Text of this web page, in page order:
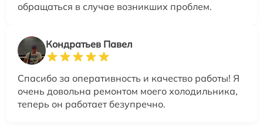
обращаться в случае возникших проблем.
Кондратьев Павел
Спасибо за оперативность и качество работы! Я
очень довольна ремонтом моего холодильника,
теперь он работает безупречно.